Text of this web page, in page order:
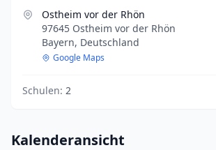
Ostheim vor der Rhön
97645 Ostheim vor der Rhön
Bayern, Deutschland
Google Maps
Schulen: 2
Kalenderansicht